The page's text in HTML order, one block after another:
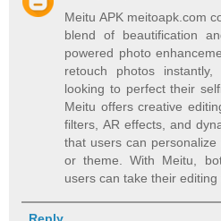
Meitu APK meitoapk.com
blend of beautification
powered photo
retouch photos
looking to perfect their
Meitu offers creative
filters, AR effects, and
that users can
or theme. With Meitu,
users can take their
Reply